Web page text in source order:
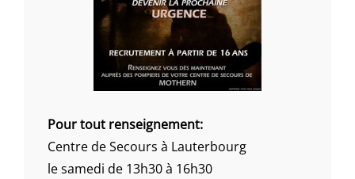
Pour tout renseignement:
Centre de Secours à Lauterbourg
le samedi de 13h30 à 16h30